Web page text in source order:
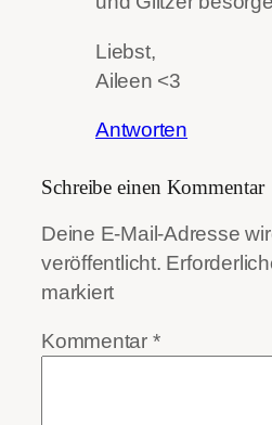
Liebst,
Aileen <3
Antworten
Schreibe einen Kommentar
Deine E-Mail-Adresse
veröffentlicht.
markiert
Kommentar *